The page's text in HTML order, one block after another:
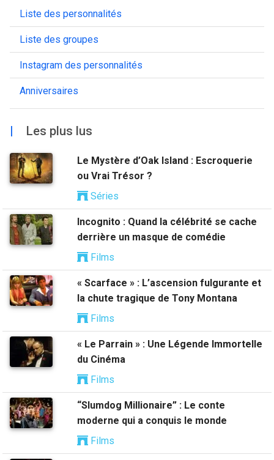
Liste des personnalités
Liste des groupes
Instagram des personnalités
Anniversaires
| Les plus lus
Le Mystère d’Oak Island : Escroquerie
ou Vrai Trésor ?
Séries
Incognito : Quand la célébrité se cache
derrière un masque de comédie
Films
« Scarface » : L’ascension fulgurante et
la chute tragique de Tony Montana
Films
« Le Parrain » : Une Légende Immortelle
du Cinéma
Films
“Slumdog Millionaire” : Le conte
moderne qui a conquis le monde
Films